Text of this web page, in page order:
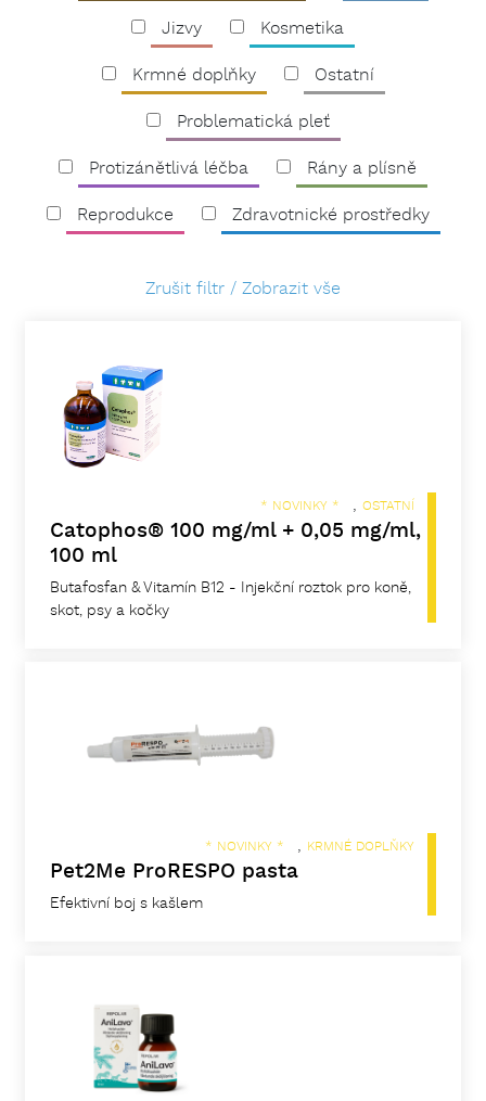
Jizvy Kosmetika
Krmné doplňky Ostatní
Problematická pleť
Protizánětlivá léčba Rány a plísně
Reprodukce Zdravotnické prostředky
Zrušit filtr / Zobrazit vše
* NOVINKY * , OSTATNÍ
Catophos® 100 mg/ml + 0,05 mg/ml,
100 ml
Butafosfan & Vitamín B12 - Injekční roztok pro koně,
skot, psy a kočky
* NOVINKY * , KRMNÉ DOPLŇKY
Pet2Me ProRESPO pasta
Efektivní boj s kašlem